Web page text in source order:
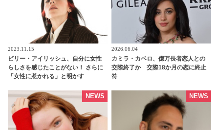
2023.11.15
ビリー・アイリッシュ、自分に女性
らしさを感じたことがない！ さらに
「女性に惹かれる」と明かす
2026.06.04
カミラ・カベロ、億万長者恋人との
交際終了か 交際18か月の恋に終止
符
NEWS NEWS